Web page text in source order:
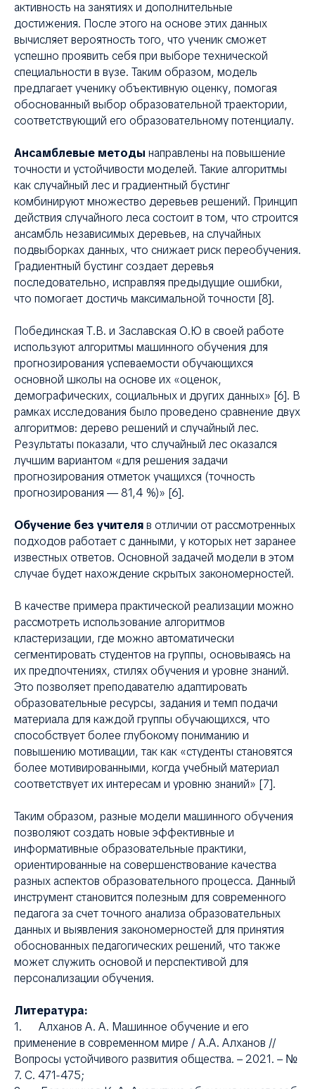
активность на занятиях и дополнительные
достижения. После этого на основе этих данных
вычисляет вероятность того, что ученик сможет
успешно проявить себя при выборе технической
специальности в вузе. Таким образом, модель
предлагает ученику объективную оценку, помогая
обоснованный выбор образовательной траектории,
соответствующий его образовательному потенциалу.
Ансамблевые методы направлены на повышение
точности и устойчивости моделей. Такие алгоритмы
как случайный лес и градиентный бустинг
комбинируют множество деревьев решений. Принцип
действия случайного леса состоит в том, что строится
ансамбль независимых деревьев, на случайных
подвыборках данных, что снижает риск переобучения.
Градиентный бустинг создает деревья
последовательно, исправляя предыдущие ошибки,
что помогает достичь максимальной точности [8].
Побединская Т.В. и Заславская О.Ю в своей работе
используют алгоритмы машинного обучения для
прогнозирования успеваемости обучающихся
основной школы на основе их «оценок,
демографических, социальных и других данных» [6]. В
рамках исследования было проведено сравнение двух
алгоритмов: дерево решений и случайный лес.
Результаты показали, что случайный лес оказался
лучшим вариантом «для решения задачи
прогнозирования отметок учащихся (точность
прогнозирования — 81,4 %)» [6].
Обучение без учителяв отличии от рассмотренных
подходов работает с данными, у которых нет заранее
известных ответов. Основной задачей модели в этом
случае будет нахождение скрытых закономерностей.
В качестве примера практической реализации можно
рассмотреть использование алгоритмов
кластеризации, где можно автоматически
сегментировать студентов на группы, основываясь на
их предпочтениях, стилях обучения и уровне знаний.
Это позволяет преподавателю адаптировать
образовательные ресурсы, задания и темп подачи
материала для каждой группы обучающихся, что
способствует более глубокому пониманию и
повышению мотивации, так как «студенты становятся
более мотивированными, когда учебный материал
соответствует их интересам и уровню знаний» [7].
Таким образом, разные модели машинного обучения
позволяют создать новые эффективные и
информативные образовательные практики,
ориентированные на совершенствование качества
разных аспектов образовательного процесса. Данный
инструмент становится полезным для современного
педагога за счет точного анализа образовательных
данных и выявления закономерностей для принятия
обоснованных педагогических решений, что также
может служить основой и перспективой для
персонализации обучения.
Литература:
1. Алханов А. А. Машинное обучение и его
применение в современном мире / А.А. Алханов //
Вопросы устойчивого развития общества. – 2021. – №
7. С. 471-475;